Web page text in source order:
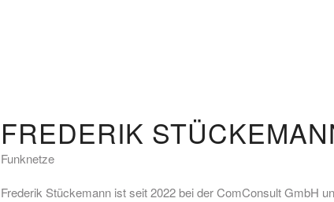
FREDERIK
Funknetze
Frederik Stückemann ist seit 2022 bei der ComConsult GmbH